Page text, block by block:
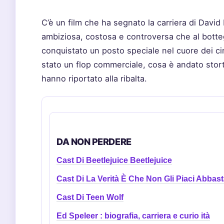
C’è un film che ha segnato la carriera di
ambiziosa, costosa e controversa che al
conquistato un posto speciale nel cuore dei
stato un flop commerciale, cosa è andato
hanno riportato alla ribalta.
DA NON PERDERE
Cast Di Beetlejuice Beetlejuice
Cast Di La Verità È Che Non Gli Piaci
Cast Di Teen Wolf
Ed Speleer : biografia, carriera e curio ità